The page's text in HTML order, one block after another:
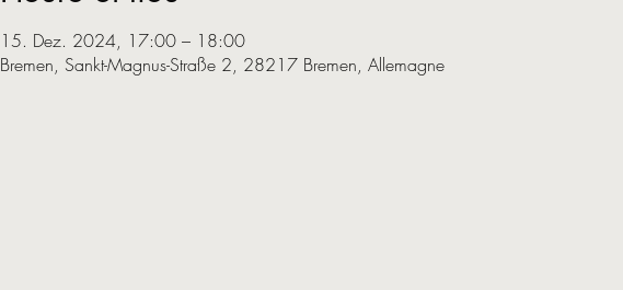
15. Dez. 2024, 17:00 – 18:00
Bremen, Sankt-Magnus-Straße 2, 28217 Bremen, Allemagne